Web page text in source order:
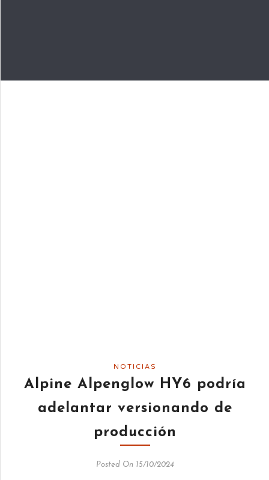
NOTICIAS
Alpine Alpenglow HY6 podría
adelantar versionando de
producción
Posted On 15/10/2024